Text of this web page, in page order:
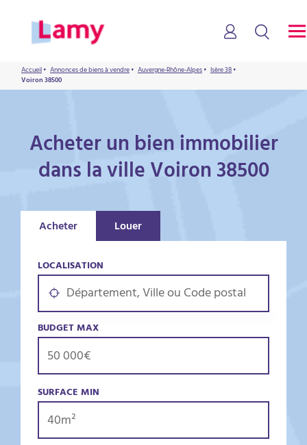
Accueil• Annonces de biens à vendre• Auvergne-Rhône-Alpes• Isère 38•
Voiron 38500
Acheter un bien immobilier
dans la ville Voiron 38500
Acheter Louer
LOCALISATION
BUDGET MAX
SURFACE MIN